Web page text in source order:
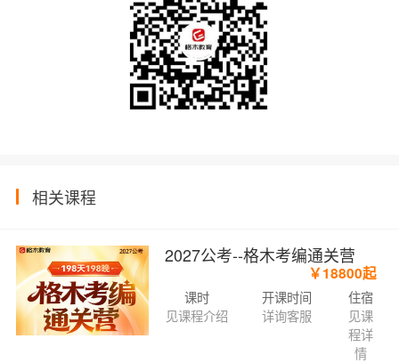
相关课程
2027公考--格木考编通关营
￥18800起
课时
见课程介绍
开课时间
详询客服
住宿
见课
程详
情